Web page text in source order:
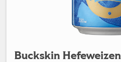
Buckskin Hefeweizen